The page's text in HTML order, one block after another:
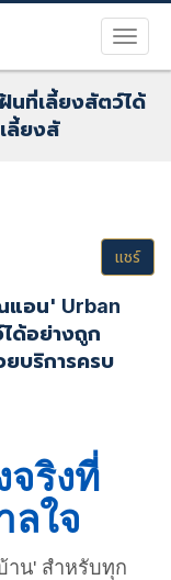
นที่เลี้ยงสัตว์ได้
ลี้ยงสั
แชร์
แอน' Urban
ด้อย่างถูก
บริการครบ
จริงที่
ลใจ
าน' สำหรับทุก